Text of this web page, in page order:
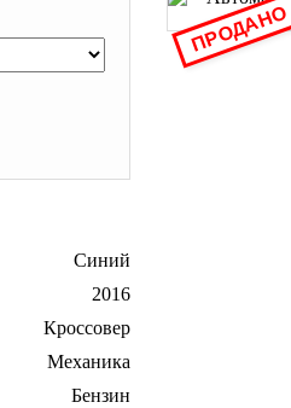
Синий
2016
Кроссовер
Механика
Бензин
ПРОДАНО